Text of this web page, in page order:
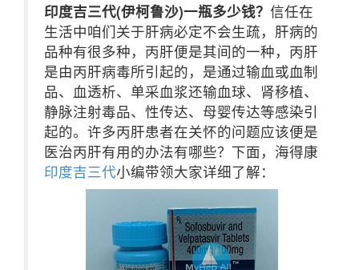
印度吉三代(伊柯鲁沙)一瓶多少钱？ 信任在
生活中咱们关于肝病必定不会生疏，肝病的
品种有很多种，丙肝便是其间的一种，丙肝
是由丙肝病毒所引起的，是通过输血或血制
品、血透析、单采血浆还输血球、肾移植、
静脉注射毒品、性传达、母婴传达等感染引
起的。许多丙肝患者在关怀的问题应该便是
医治丙肝有用的办法有哪些？下面，海得康
印度吉三代小编带领大家详细了解：